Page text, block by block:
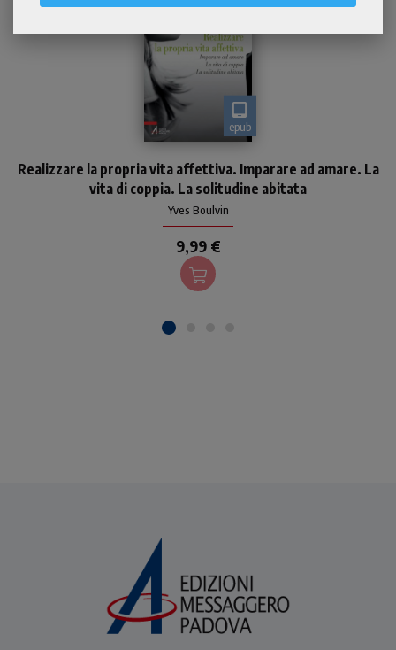
epub
amare, vivere bene la vita di
coppia, aspirare a
un'esistenza positiva e
Yves Boulvin
Realizzare la propria vita affettiva. Imparare ad amare. La
vita di coppia. La solitudine abitata
9,99 €